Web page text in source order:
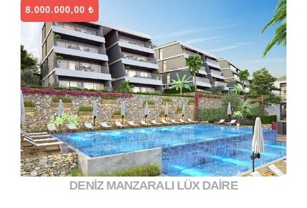
8.000.000,00 ₺
8.000.000,00 ₺ ">
DENİZ MANZARALI LÜX DAİRE